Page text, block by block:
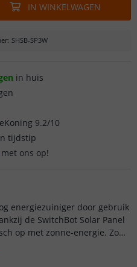
IN WINKELWAGEN
: SHSB-SP3W
in huis
9.2/10
tijdstip
met ons op!
energiezuiniger door gebruik
de SwitchBot Solar Panel
op met zonne-energie. Zo
de accuduur en geniet u ...